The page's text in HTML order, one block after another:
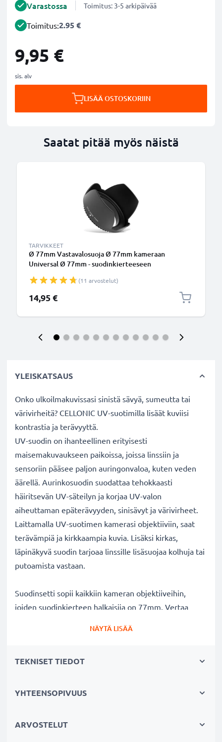
Varastossa Toimitus: 3-5 arkipäivää
Toimitus:2.95 €
9,95 €
sis. alv
LISÄÄ OSTOSKORIIN
Saatat pitää myös näistä
TARVIKKEET
Ø 77mm Vastavalosuoja Ø 77mm kameraan
Universal Ø 77mm - suodinkierteeseen
vastavalosuoja tuotemerkiltä CELLONIC
(11 arvostelut)
14,95 €
YLEISKATSAUS
Onko ulkoilmakuvissasi sinistä sävyä, sumeutta tai
värivirheitä? CELLONIC UV-suotimilla lisäät kuviisi
kontrastia ja terävyyttä.
UV-suodin on ihanteellinen erityisesti
maisemakuvaukseen paikoissa, joissa linssiin ja
sensoriin pääsee paljon auringonvaloa, kuten veden
äärellä. Aurinkosuodin suodattaa tehokkaasti
häiritsevän UV-säteilyn ja korjaa UV-valon
aiheuttaman epäterävyyden, sinisävyt ja värivirheet.
Laittamalla UV-suotimen kamerasi objektiiviin, saat
terävämpiä ja kirkkaampia kuvia. Lisäksi kirkas,
läpinäkyvä suodin tarjoaa linssille lisäsuojaa kolhuja tai
putoamista vastaan.
Suodinsetti sopii kaikkiin kameran objektiiveihin,
joiden suodinkierteen halkaisija on 77mm. Vertaa
Parempi kuvanlaatu väreistä tai
✔ Terävämpiä ja kirkkaampia kuvia: korjaa UV-valon
NÄYTÄ LISÄÄ
TEKNISET TIEDOT
YHTEENSOPIVUUS
ARVOSTELUT